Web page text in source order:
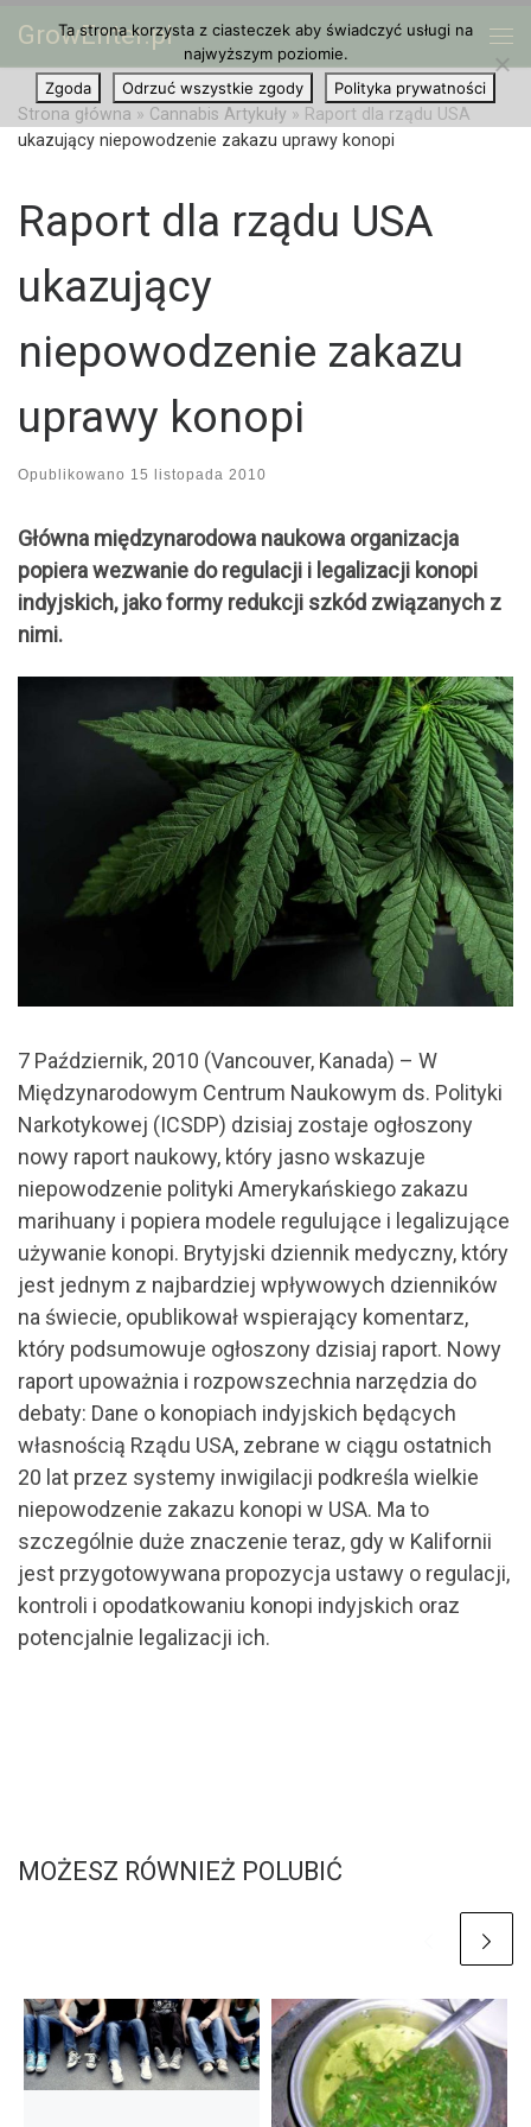
Przejdź do treści
GrowEnter.pl
Strona główna » Cannabis Artykuły » Raport dla rządu USA
ukazujący niepowodzenie zakazu uprawy konopi
Raport dla rządu USA
ukazujący
niepowodzenie zakazu
uprawy konopi
Opublikowano 15 listopada 2010
Główna międzynarodowa naukowa organizacja
popiera wezwanie do regulacji i legalizacji konopi
indyjskich, jako formy redukcji szkód związanych z
nimi.
7 Październik, 2010 (Vancouver, Kanada) – W
Międzynarodowym Centrum Naukowym ds. Polityki
Narkotykowej (ICSDP) dzisiaj zostaje ogłoszony
nowy raport naukowy, który jasno wskazuje
niepowodzenie polityki Amerykańskiego zakazu
marihuany i popiera modele regulujące i legalizujące
używanie konopi. Brytyjski dziennik medyczny, który
jest jednym z najbardziej wpływowych dzienników
na świecie, opublikował wspierający komentarz,
który podsumowuje ogłoszony dzisiaj raport. Nowy
raport upoważnia i rozpowszechnia narzędzia do
debaty: Dane o konopiach indyjskich będących
własnością Rządu USA, zebrane w ciągu ostatnich
20 lat przez systemy inwigilacji podkreśla wielkie
niepowodzenie zakazu konopi w USA. Ma to
szczególnie duże znaczenie teraz, gdy w Kalifornii
jest przygotowywana propozycja ustawy o regulacji,
kontroli i opodatkowaniu konopi indyjskich oraz
potencjalnie legalizacji ich.
MOŻESZ RÓWNIEŻ POLUBIĆ
Ta strona korzysta z ciasteczek aby świadczyć usługi na
najwyższym poziomie.
Zgoda
Odrzuć wszystkie zgody Polityka prywatności